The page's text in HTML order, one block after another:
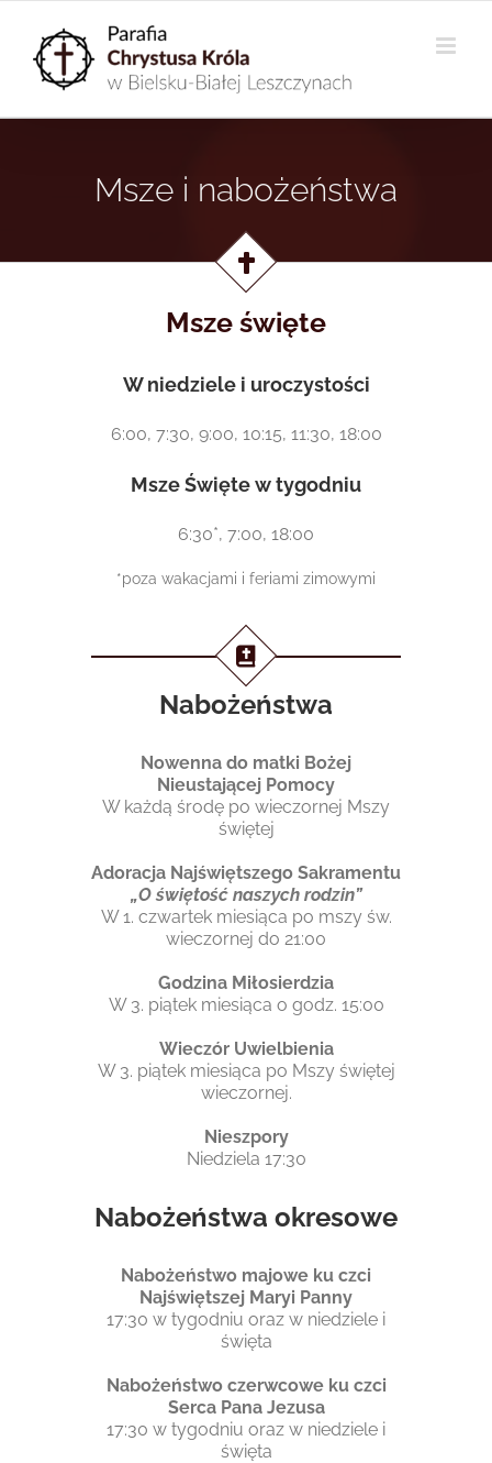
zawartości
Msze i nabożeństwa
Msze święte
W niedziele i uroczystości
6:00, 7:30, 9:00, 10:15, 11:30, 18:00
Msze Święte w tygodniu
6:30*, 7:00, 18:00
*poza wakacjami i feriami zimowymi
Nabożeństwa
Nowenna do matki Bożej
Nieustającej Pomocy
W każdą środę po wieczornej Mszy
świętej
Adoracja Najświętszego Sakramentu
„O świętość naszych rodzin”
W 1. czwartek miesiąca po mszy św.
wieczornej do 21:00
Godzina Miłosierdzia
W 3. piątek miesiąca o godz. 15:00
Wieczór Uwielbienia
W 3. piątek miesiąca po Mszy świętej
wieczornej.
Nieszpory
Niedziela 17:30
Nabożeństwa okresowe
Nabożeństwo majowe ku czci
Najświętszej Maryi Panny
17:30 w tygodniu oraz w niedziele i
święta
Nabożeństwo czerwcowe ku czci
Serca Pana Jezusa
17:30 w tygodniu oraz w niedziele i
święta